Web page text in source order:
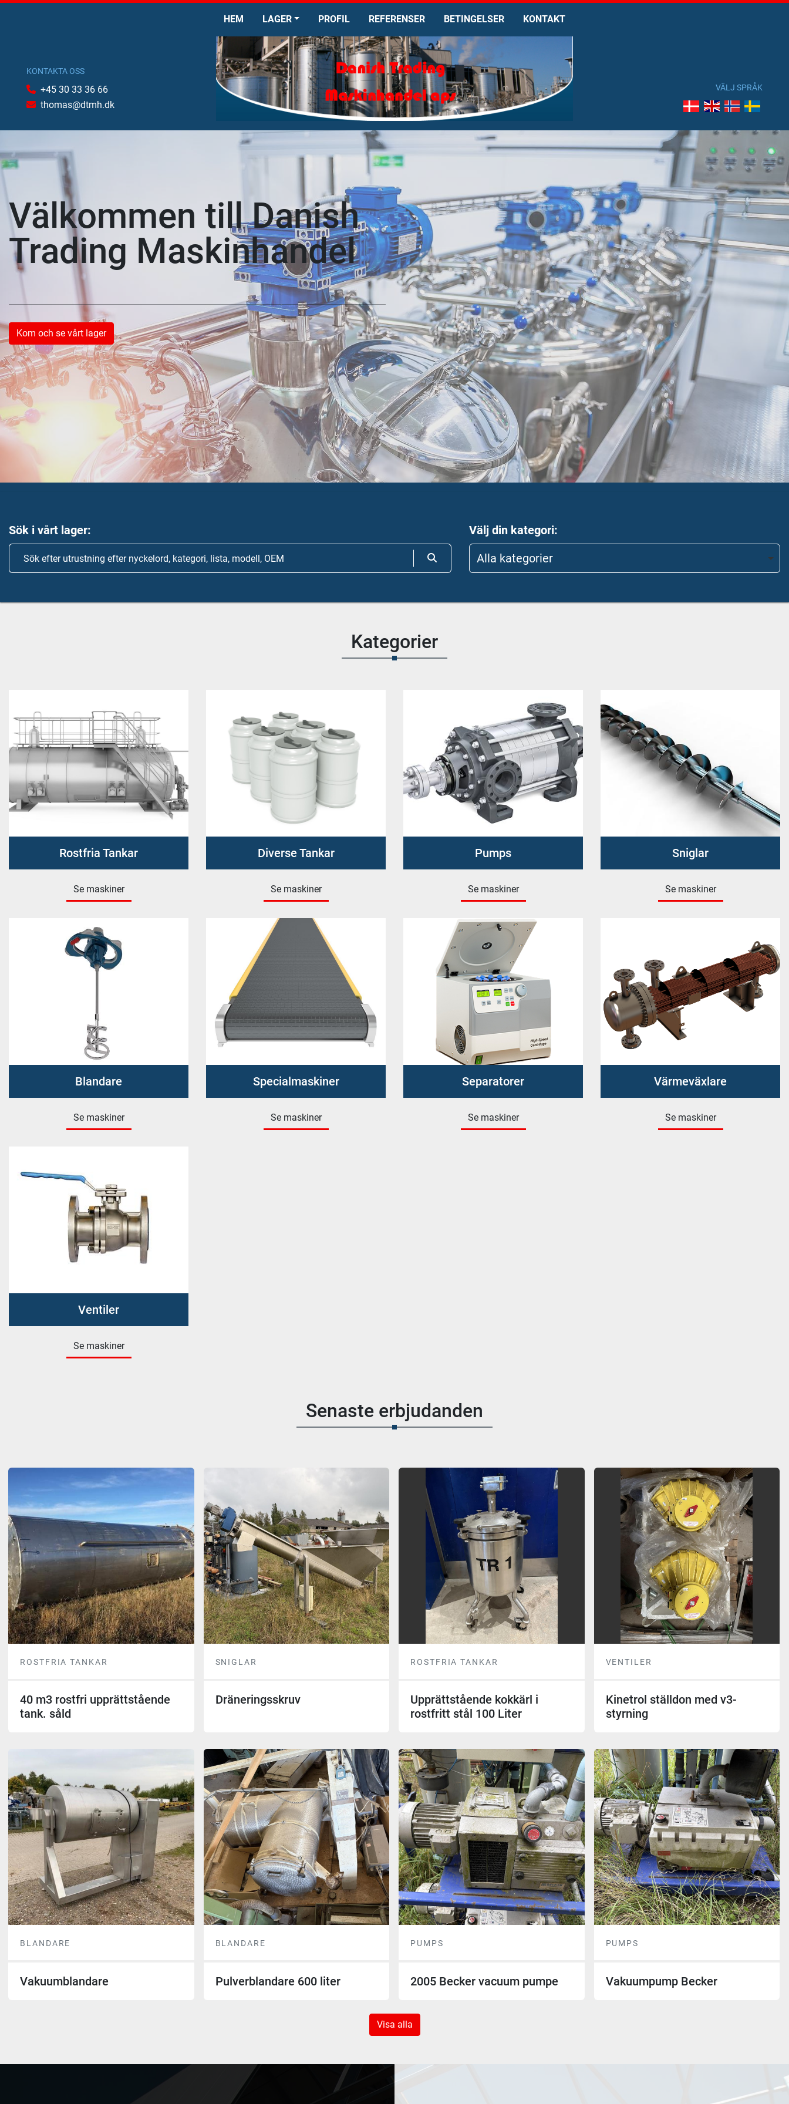
HEM LAGER PROFIL REFERENSER BETINGELSER KONTAKT
KONTAKTA OSS
+45 30 33 36 66
thomas@dtmh.dk
VÄLJ SPRÅK
Välkommen till Danish
Trading Maskinhandel
Kom och se vårt lager
Sök i vårt lager
Välj din kategori
Alla kategorier
Kategorier
Rostfria Tankar
Se maskiner
Diverse Tankar
Se maskiner
Pumps
Se maskiner
Sniglar
Se maskiner
Blandare
Se maskiner
Specialmaskiner
Se maskiner
Separatorer
Se maskiner
Värmeväxlare
Se maskiner
Ventiler
Se maskiner
Senaste erbjudanden
ROSTFRIA TANKAR
40 m3 rostfri upprättstående
tank. såld
SNIGLAR
Dräneringsskruv
ROSTFRIA TANKAR
Upprättstående kokkärl i
rostfritt stål 100 Liter
VENTILER
Kinetrol ställdon med v3-
styrning
BLANDARE
Vakuumblandare
BLANDARE
Pulverblandare 600 liter
PUMPS
2005 Becker vacuum pumpe
PUMPS
Vakuumpump Becker
Visa alla